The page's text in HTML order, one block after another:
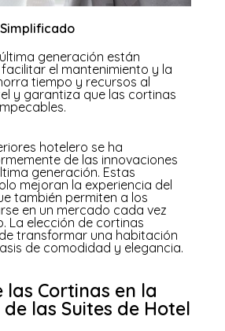
generación están
el mantenimiento y la
tiempo y recursos al
y garantiza que las cortinas
hotelero se ha
de las innovaciones
generación. Estas
mejoran la experiencia del
también permiten a los
en un mercado cada vez
La elección de cortinas
transformar una habitación
de comodidad y elegancia.
las Cortinas en la
las Suites de Hotel